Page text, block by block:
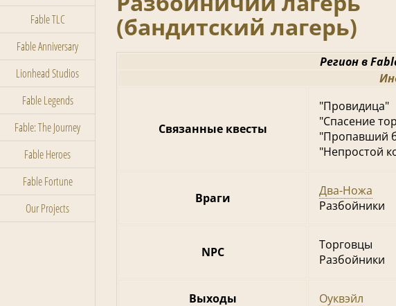
Fable TLC
Fable Anniversary
Lionhead Studios
Fable Legends
Fable: The Journey
Fable Heroes
Fable Fortune
Our Projects
(бандитский лагерь)
Регион в
Связанные квесты
"Провидица"
"Спасение
"Пропавший
"Непростой
Враги
Два-Ножа
Разбойники
NPC
Торговцы
Разбойники
Выходы Оуквэйл